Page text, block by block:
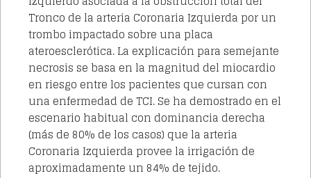
Tronco de la arteria Coronaria Izquierda por un
trombo impactado sobre una placa
ateroesclerótica. La explicación para semejante
necrosis se basa en la magnitud del miocardio
en riesgo entre los pacientes que cursan con
una enfermedad de TCI. Se ha demostrado en el
escenario habitual con dominancia derecha
(más de 80% de los casos) que la arteria
Coronaria Izquierda provee la irrigación de
aproximadamente un 84% de tejido.